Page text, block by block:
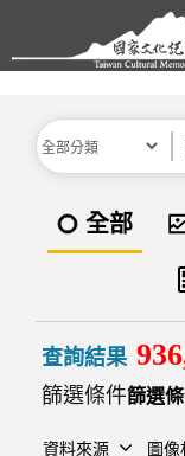
跳到主要內容區塊
分類
全部
查詢結果
篩選條件
資料來源 圖像